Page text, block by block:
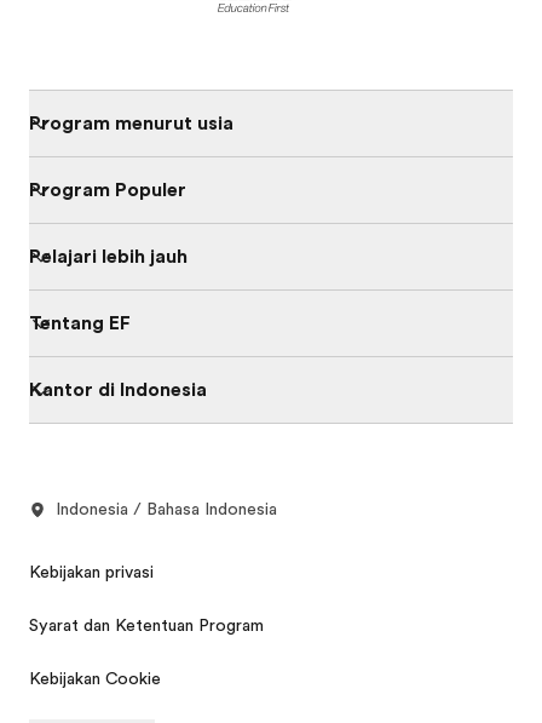
Program menurut usia
Program Populer
Pelajari lebih jauh
Tentang EF
Kantor di Indonesia
Indonesia / Bahasa Indonesia
Kebijakan privasi
Syarat dan Ketentuan Program
Kebijakan Cookie